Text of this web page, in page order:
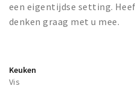
Interviews
Hello Zuidas Articles
Programme
een eigentijdse setting.
denken graag met u mee.
Keuken
Vis